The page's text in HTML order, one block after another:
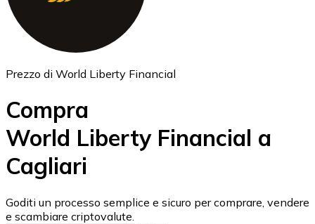
USD Coin
USDC
Prezzo di World Liberty Financial
Compra
World Liberty Financial a
Cagliari
Goditi un processo semplice e sicuro per comprare, vendere
e scambiare criptovalute.